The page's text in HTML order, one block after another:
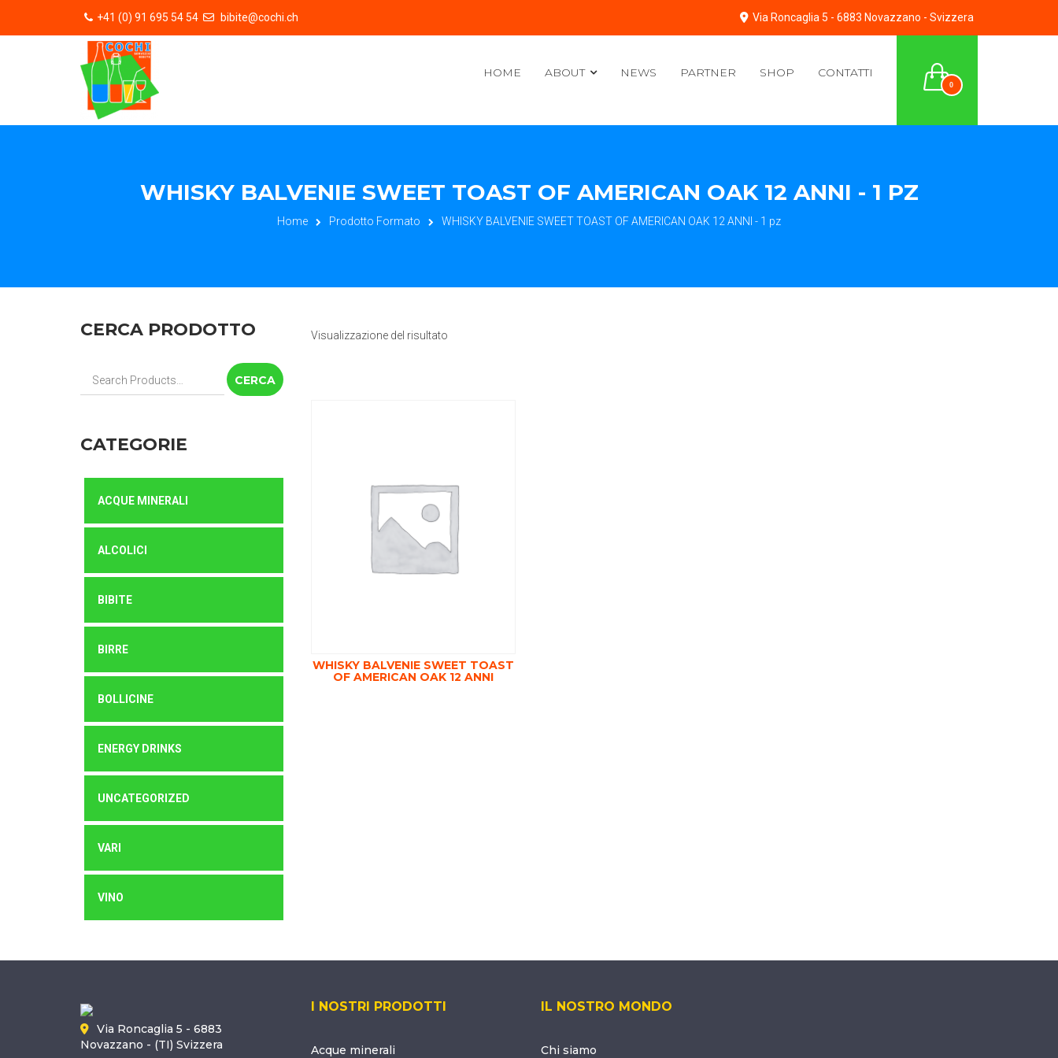
+41 (0) 91 695 54 54 bibite@cochi.ch Via Roncaglia 5 - 6883 Novazzano - Svizzera
0
HOME ABOUT NEWS PARTNER SHOP CONTATTI
WHISKY BALVENIE SWEET TOAST OF AMERICAN OAK 12 ANNI - 1 PZ
Home Prodotto Formato WHISKY BALVENIE SWEET TOAST OF AMERICAN OAK 12 ANNI - 1 pz
Visualizzazione del risultato
WHISKY BALVENIE SWEET TOAST
OF AMERICAN OAK 12 ANNI
CERCA PRODOTTO
Cerca:
CATEGORIE
ACQUE MINERALI
ALCOLICI
BIBITE
BIRRE
BOLLICINE
ENERGY DRINKS
UNCATEGORIZED
VARI
VINO
Via Roncaglia 5 - 6883
Novazzano - (TI) Svizzera
I NOSTRI PRODOTTI
Acque minerali
IL NOSTRO MONDO
Chi siamo